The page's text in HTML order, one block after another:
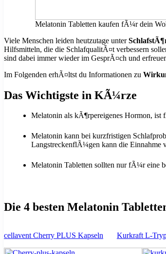
Melatonin Tabletten kaufen fÃ¼r dein
Viele Menschen leiden heutzutage unter
Hilfsmitteln, die die SchlafqualitÃ¤t verbessern
sind dabei immer wieder im GesprÃ¤ch und
Im Folgenden erhÃ¤ltst du Informationen zu
Das Wichtigste in KÃ¼rze
Melatonin als kÃ¶rpereigenes Hormon,
Melatonin kann bei kurzfristigen
LangstreckenflÃ¼gen kann die Einnahme
Melatonin Tabletten sollten nur fÃ¼r eine
Die 4 besten Melatonin
cellavent Cherry PLUS Kapseln Kurkraft L-